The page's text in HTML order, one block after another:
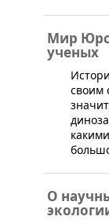
Мир
ученых
своим
О